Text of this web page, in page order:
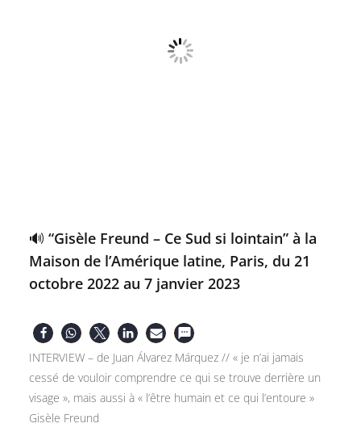
🔊 “Gisèle Freund – Ce Sud si lointain” à la
Maison de l’Amérique latine, Paris, du 21
octobre 2022 au 7 janvier 2023
INTERVIEW – de Juan Álvarez Márquez // « je n’ai jamais
cessé de vouloir comprendre ce qui se trouve derrière un
visage », mais aussi à « l’être humain et ce qui l’entoure »
Gisèle Freund